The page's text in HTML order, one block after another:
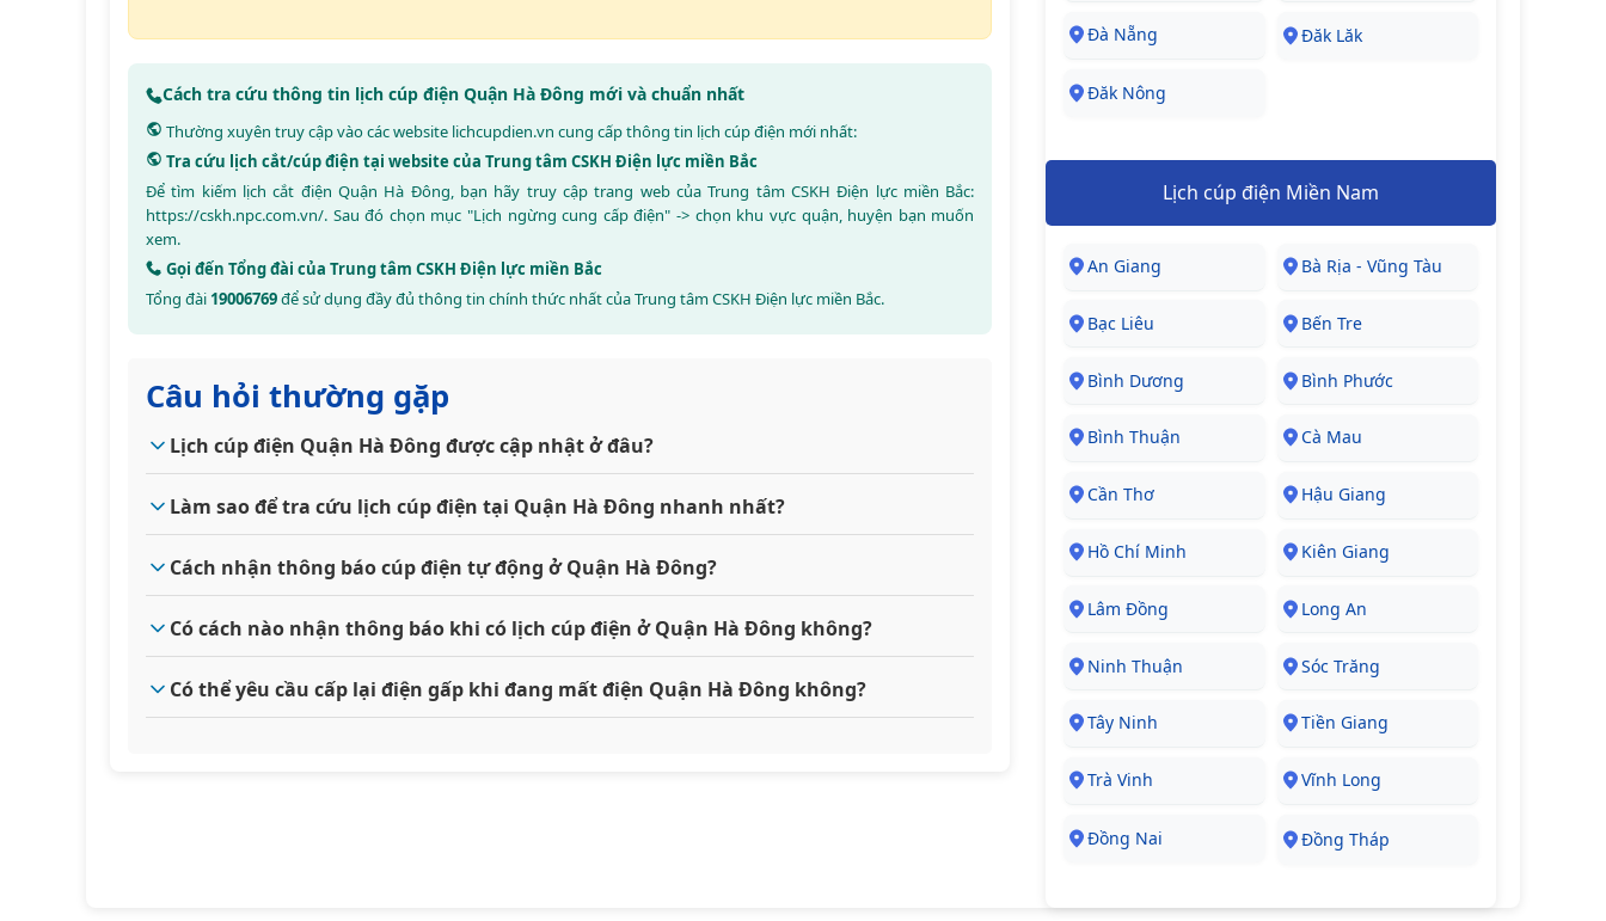
Cách tra cứu thông tin lịch cúp điện Quận Hà Đông mới và chuẩn nhất
Thường xuyên truy cập vào các website lichcupdien.vn cung cấp thông tin lịch cúp điện mới nhất:
Tra cứu lịch cắt/cúp điện tại website của Trung tâm CSKH Điện lực miền Bắc
Để tìm kiếm lịch cắt điện Quận Hà Đông, bạn hãy truy cập trang web của Trung tâm CSKH Điện lực miền Bắc:
https://cskh.npc.com.vn/. Sau đó chọn mục "Lịch ngừng cung cấp điện" -> chọn khu vực quận, huyện bạn muốn
xem.
Gọi đến Tổng đài của Trung tâm CSKH Điện lực miền Bắc
Tổng đài 19006769để sử dụng đầy đủ thông tin chính thức nhất của Trung tâm CSKH Điện lực miền Bắc.
Câu hỏi thường gặp
Lịch cúp điện Quận Hà Đông được cập nhật ở đâu?
Làm sao để tra cứu lịch cúp điện tại Quận Hà Đông nhanh nhất?
Cách nhận thông báo cúp điện tự động ở Quận Hà Đông?
Có cách nào nhận thông báo khi có lịch cúp điện ở Quận Hà Đông không?
Có thể yêu cầu cấp lại điện gấp khi đang mất điện Quận Hà Đông không?
Đà Nẵng Đăk Lăk
Đăk Nông
Lịch cúp điện Miền Nam
An Giang Bà Rịa - Vũng Tàu
Bạc Liêu Bến Tre
Bình Dương Bình Phước
Bình Thuận Cà Mau
Cần Thơ Hậu Giang
Hồ Chí Minh Kiên Giang
Lâm Đồng Long An
Ninh Thuận Sóc Trăng
Tây Ninh Tiền Giang
Trà Vinh Vĩnh Long
Đồng Nai Đồng Tháp